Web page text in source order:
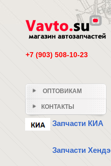
+7 (903) 508-10-23
ОПТОВИКАМ
КОНТАКТЫ
Запчасти КИА
Запчасти Хендэ